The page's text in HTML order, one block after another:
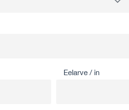
Eelarve / in